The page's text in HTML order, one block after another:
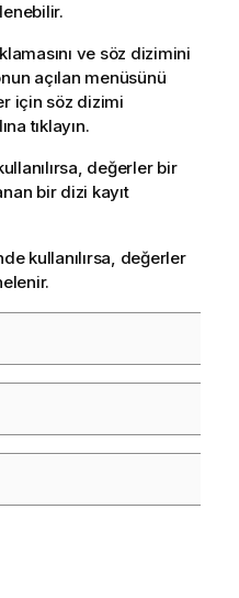
ve söz dizimini
açılan menüsünü
için söz dizimi
tıklayın.
değerler bir
bir dizi kayıt
kullanılırsa, değerler